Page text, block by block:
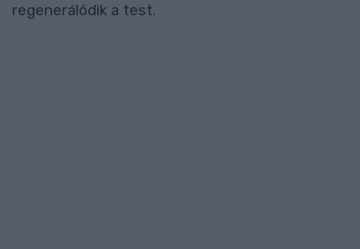
regenerálódik a test.